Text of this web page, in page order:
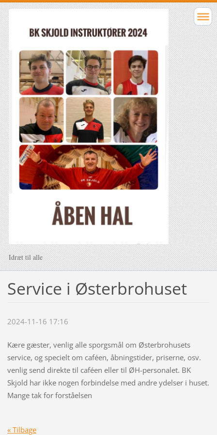
Idræt til alle
Service i Østerbrohuset
2024-11-16 17:16
Kære gæster, venlig alle sporgsmål om Østerbrohusets
service, og specielt om caféen, åbningstider, priserne, osv.
venlig send direkte til caféen eller til ØH-personalet. BK
Skjold har ikke nogen forbindelse med andre ydelser i huset.
Mange tak for forståelsen
« Tilbage